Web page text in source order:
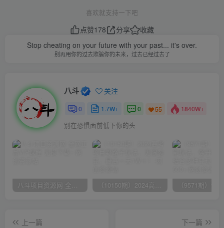
喜欢就支持一下吧
点赞178 分享
收藏
Stop cheating on your future with your past... it's over.
别再用你的过去欺骗你的未来，过去已经过去了
八斗 关注
0 1.7W+ 0 55 1840W+
别在恐惧面前低下你的头
八斗项目资源网 全网正品VIP课程 无损下载~ （10150期）2024高考项目野路子玩法，无限裂变，最高一天1W＋！
上一篇
下一篇